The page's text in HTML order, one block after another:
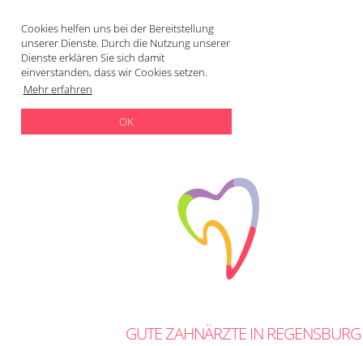
Cookies helfen uns bei der Bereitstellung
unserer Dienste. Durch die Nutzung unserer
Dienste erklären Sie sich damit
einverstanden, dass wir Cookies setzen.
Mehr erfahren
OK
GUTE ZAHNÄRZTE IN REGENSBURG